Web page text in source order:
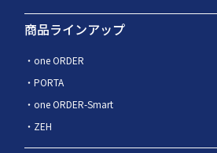
商品ラインアップ
one ORDER
PORTA
one ORDER-Smart
ZEH